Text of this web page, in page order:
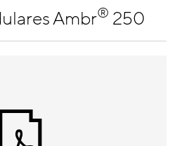
Ambr® 250